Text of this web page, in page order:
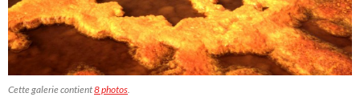
Cette galerie contient8 photos.